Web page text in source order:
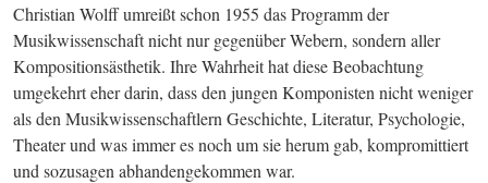
Christian Wolff umreißt schon 1955 das Programm der
Musikwissenschaft nicht nur gegenüber Webern, sondern aller
Kompositionsästhetik. Ihre Wahrheit hat diese Beobachtung
umgekehrt eher darin, dass den jungen Komponisten nicht weniger
als den Musikwissenschaftlern Geschichte, Literatur, Psychologie,
Theater und was immer es noch um sie herum gab, kompromittiert
und sozusagen abhandengekommen war.